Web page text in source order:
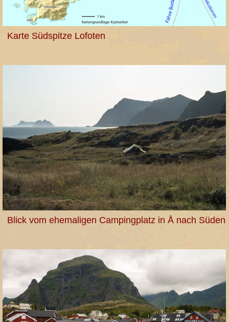
Karte Südspitze Lofoten
Blick vom ehemaligen Campingplatz in Å nach Süden